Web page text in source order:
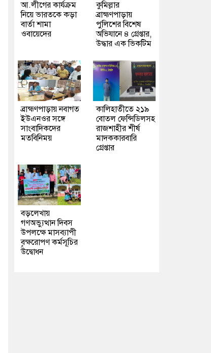
আ.লীগের কার্যক্রম
নিয়ে ভারতকে কড়া
বার্তা শামা
ওবায়েদের
কুমিল্লার
ব্রাহ্মণপাড়ায়
পুলিশের বিশেষ
অভিযানে ৪ গ্রেপ্তার,
উদ্ধার এক ভিকটিম
ব্রাহ্মণপাড়ায় নবাগত
ইউএনওর সঙ্গে
সাংবাদিকদের
মতবিনিময়
কালিহাতীতে ২১৯
বোতল ফেন্সিডিলসহ
রাজশাহীর শীর্ষ
মাদককারবারি
গ্রেপ্তার
বড়লেখায়
গণঅভ্যুত্থান দিবস
উপলক্ষে মাসব্যাপী
বৃক্ষরোপণ কর্মসূচির
উদ্বোধন